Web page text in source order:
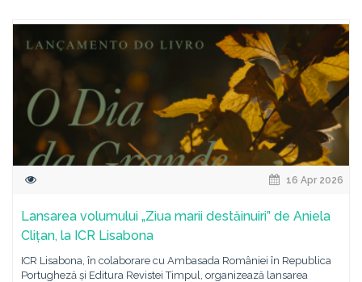
16 Apr 2026
Lansarea volumului „Ziua marii destăinuiri” de Aniela
Clițan, la ICR Lisabona
ICR Lisabona, în colaborare cu Ambasada României în Republica
Portugheză și Editura Revistei Timpul, organizează lansarea